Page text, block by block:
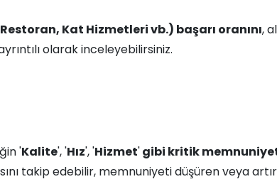
Kat Hizmetleri vb.) başarı oranını,
olarak inceleyebilirsiniz.
'Kalite', 'Hız', 'Hizmet'gibi kritik
takip edebilir, memnuniyeti düşüren veya